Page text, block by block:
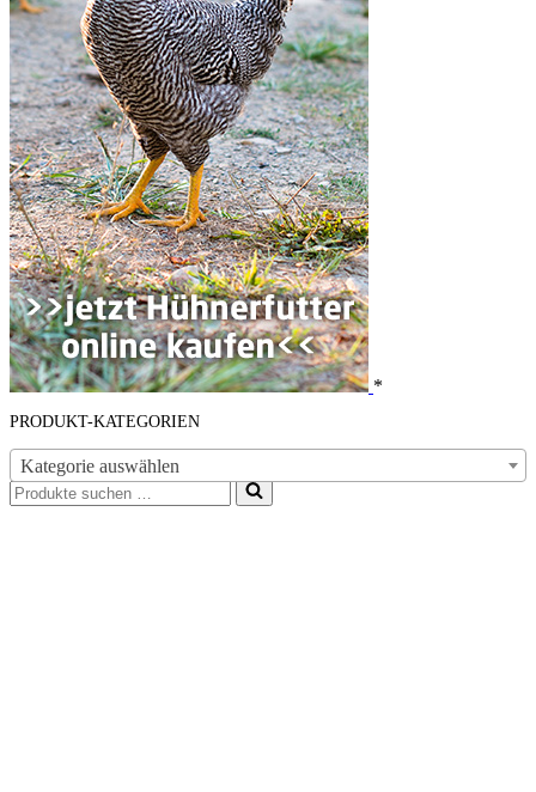
*
PRODUKT-KATEGORIEN
Kategorie auswählen
Suchen
nach …